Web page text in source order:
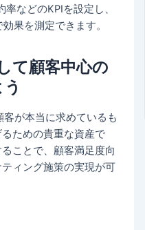
などのKPIを設定し、
果を測定できます。
て顧客中心の
が本当に求めているも
ための貴重な資産で
ことで、顧客満足度向
ィング施策の実現が可